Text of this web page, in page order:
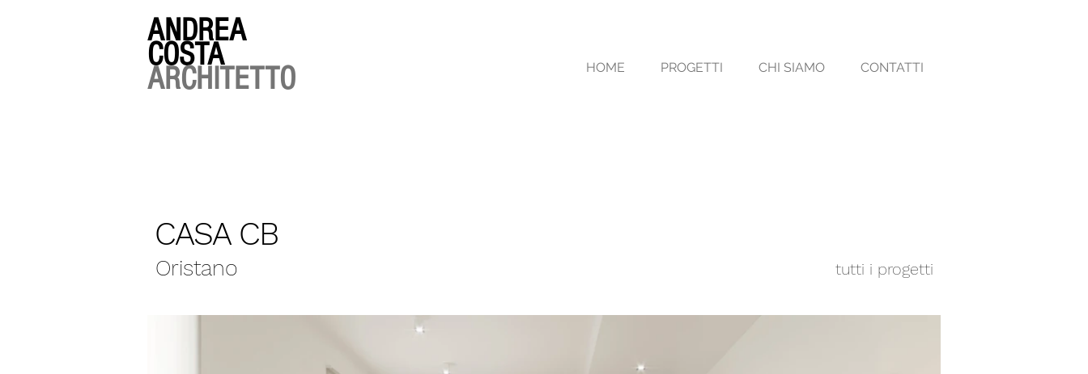
ANDREA
COSTA
ARCHITETTO HOME PROGETTI CHI SIAMO CONTATTI
CASA CB
Oristano tutti i progetti